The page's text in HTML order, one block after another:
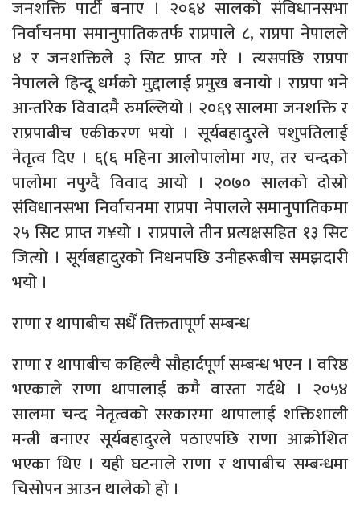
जनशक्ति पार्टी बनाए । २०६४ सालको संविधानसभा
निर्वाचनमा समानुपातिकतर्फ राप्रपाले ८, राप्रपा नेपालले
४ र जनशक्तिले ३ सिट प्राप्त गरे । त्यसपछि राप्रपा
नेपालले हिन्दू धर्मको मुद्दालाई प्रमुख बनायो । राप्रपा भने
आन्तरिक विवादमै रुमल्लियो । २०६९ सालमा जनशक्ति र
राप्रपाबीच एकीकरण भयो । सूर्यबहादुरले पशुपतिलाई
नेतृत्व दिए । ६(६ महिना आलोपालोमा गए, तर चन्दको
पालोमा नपुग्दै विवाद आयो । २०७० सालको दोस्रो
संविधानसभा निर्वाचनमा राप्रपा नेपालले समानुपातिकमा
२५ सिट प्राप्त ग¥यो । राप्रपाले तीन प्रत्यक्षसहित १३ सिट
जित्यो । सूर्यबहादुरको निधनपछि उनीहरूबीच समझदारी
भयो ।
राणा र थापाबीच सधैँ तिक्ततापूर्ण सम्बन्ध
राणा र थापाबीच कहिल्यै सौहार्दपूर्ण सम्बन्ध भएन । वरिष्ठ
भएकाले राणा थापालाई कमै वास्ता गर्दथे । २०५४
सालमा चन्द नेतृत्वको सरकारमा थापालाई शक्तिशाली
मन्त्री बनाएर सूर्यबहादुरले पठाएपछि राणा आक्रोशित
भएका थिए । यही घटनाले राणा र थापाबीच सम्बन्धमा
चिसोपन आउन थालेको हो ।